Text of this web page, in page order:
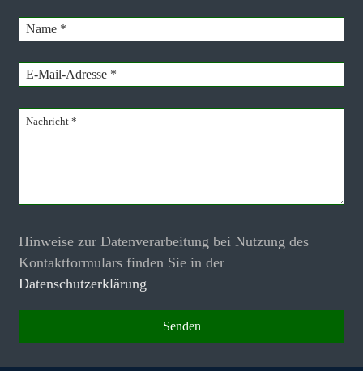
Hinweise zur Datenverarbeitung bei Nutzung des
Kontaktformulars finden Sie in der
Datenschutzerklärung